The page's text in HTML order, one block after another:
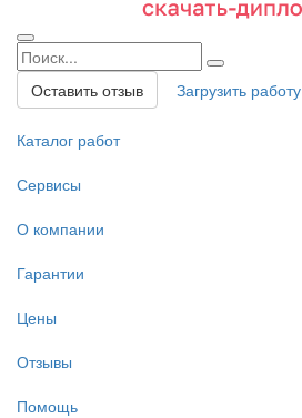
Оставить отзыв Загрузить работу
Каталог работ
Сервисы
О компании
Гарантии
Цены
Отзывы
Помощь